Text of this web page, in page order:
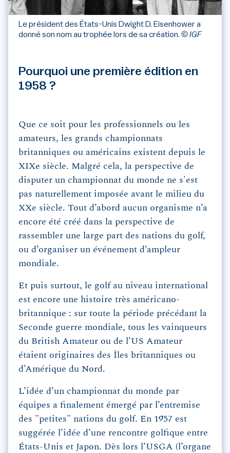
Le président des États-Unis Dwight D. Eisenhower a
donné son nom au trophée lors de sa création. © IGF
Pourquoi une première édition en
1958 ?
Que ce soit pour les professionnels ou les
amateurs, les grands championnats
britanniques ou américains existent depuis le
XIXe siècle. Malgré cela, la perspective de
disputer un championnat du monde ne s'est
pas naturellement imposée avant le milieu du
XXe siècle. Tout d’abord aucun organisme n’a
encore été créé dans la perspective de
rassembler une large part des nations du golf,
ou d’organiser un événement d’ampleur
mondiale.
Et puis surtout, le golf au niveau international
est encore une histoire très américano-
britannique : sur toute la période précédant la
Seconde guerre mondiale, tous les vainqueurs
du British Amateur ou de l’US Amateur
étaient originaires des Îles britanniques ou
d’Amérique du Nord.
L’idée d’un championnat du monde par
équipes a finalement émergé par l’entremise
des "petites" nations du golf. En 1957 est
suggérée l’idée d’une rencontre golfique entre
États-Unis et Japon. Dès lors l’USGA (l’organe